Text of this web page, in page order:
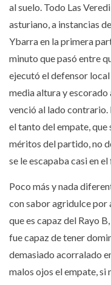
al suelo. Todo Las
asturiano, a instancias
Ybarra en la primera
minuto que pasó entre
ejecutó el defensor
media altura y escorado
venció al lado
el tanto del empate, que
méritos del partido, no
se le escapaba casi en
Poco más y nada
con sabor agridulce por
que es capaz del Rayo
fue capaz de tener
demasiado acorralado
malos ojos el empate,